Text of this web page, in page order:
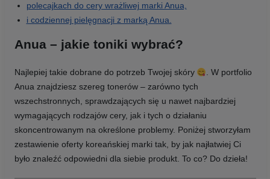
polecajkach do cery wrażliwej marki Anua,
i codziennej pielęgnacji z marką Anua.
Anua – jakie toniki wybrać?
Najlepiej takie dobrane do potrzeb Twojej skóry
. W portfolio
Anua znajdziesz szereg tonerów – zarówno tych
wszechstronnych, sprawdzających się u nawet najbardziej
wymagających rodzajów cery, jak i tych o działaniu
skoncentrowanym na określone problemy. Poniżej stworzyłam
zestawienie oferty koreańskiej marki tak, by jak najłatwiej Ci
było znaleźć odpowiedni dla siebie produkt. To co? Do dzieła!